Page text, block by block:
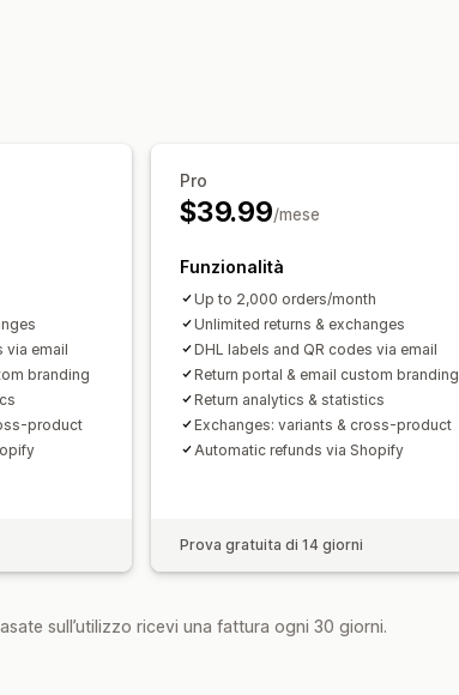
via email
branding
product
Pro
$39.99/mese
Funzionalità
Up to 2,000 orders/month
Unlimited returns & exchanges
DHL labels and QR codes via email
Return portal & email custom branding
Return analytics & statistics
Exchanges: variants & cross-product
Automatic refunds via Shopify
Prova gratuita di 14 giorni
sull’utilizzo ricevi una fattura ogni 30 giorni.